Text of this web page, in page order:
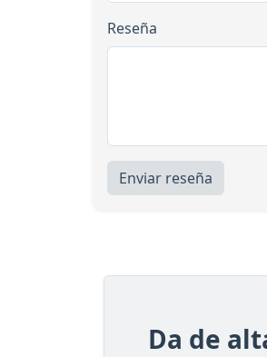
Reseña
Enviar reseña
Da de